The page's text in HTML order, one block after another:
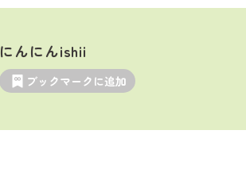
にんにんishii
ブックマークに追加